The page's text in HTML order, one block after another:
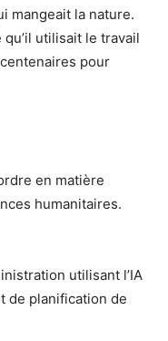
mangeait la nature.
utilisait le travail
pour
en matière
humanitaires.
utilisant l’IA
de planification de